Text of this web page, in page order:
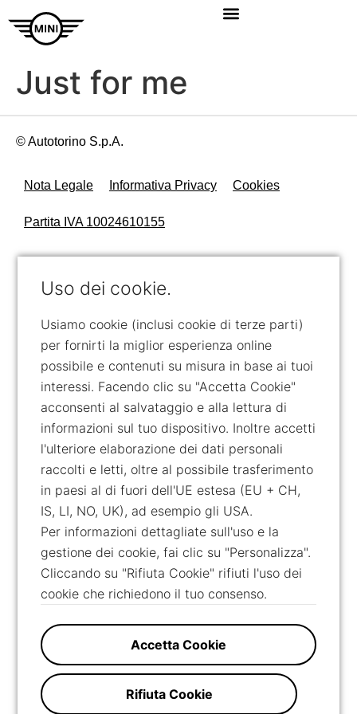
Uso dei cookie.
Usiamo cookie (inclusi cookie di terze parti)
per fornirti la miglior esperienza online
possibile e contenuti su misura in base ai tuoi
interessi. Facendo clic su "Accetta Cookie"
acconsenti al salvataggio e alla lettura di
informazioni sul tuo dispositivo. Inoltre accetti
l'ulteriore elaborazione dei dati personali
raccolti e letti, oltre al possibile trasferimento
in paesi al di fuori dell'UE estesa (EU + CH,
IS, LI, NO, UK), ad esempio gli USA.
Per informazioni dettagliate sull'uso e la
gestione dei cookie, fai clic su "Personalizza".
Cliccando su "Rifiuta Cookie" rifiuti l'uso dei
cookie che richiedono il tuo consenso.
Rifiuta Cookie
Accetta Cookie
Just for me
© Autotorino S.p.A.
Nota Legale Informativa Privacy Cookies
Partita IVA 10024610155